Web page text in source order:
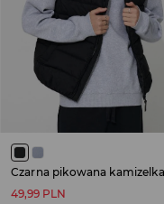
49,99 PLN